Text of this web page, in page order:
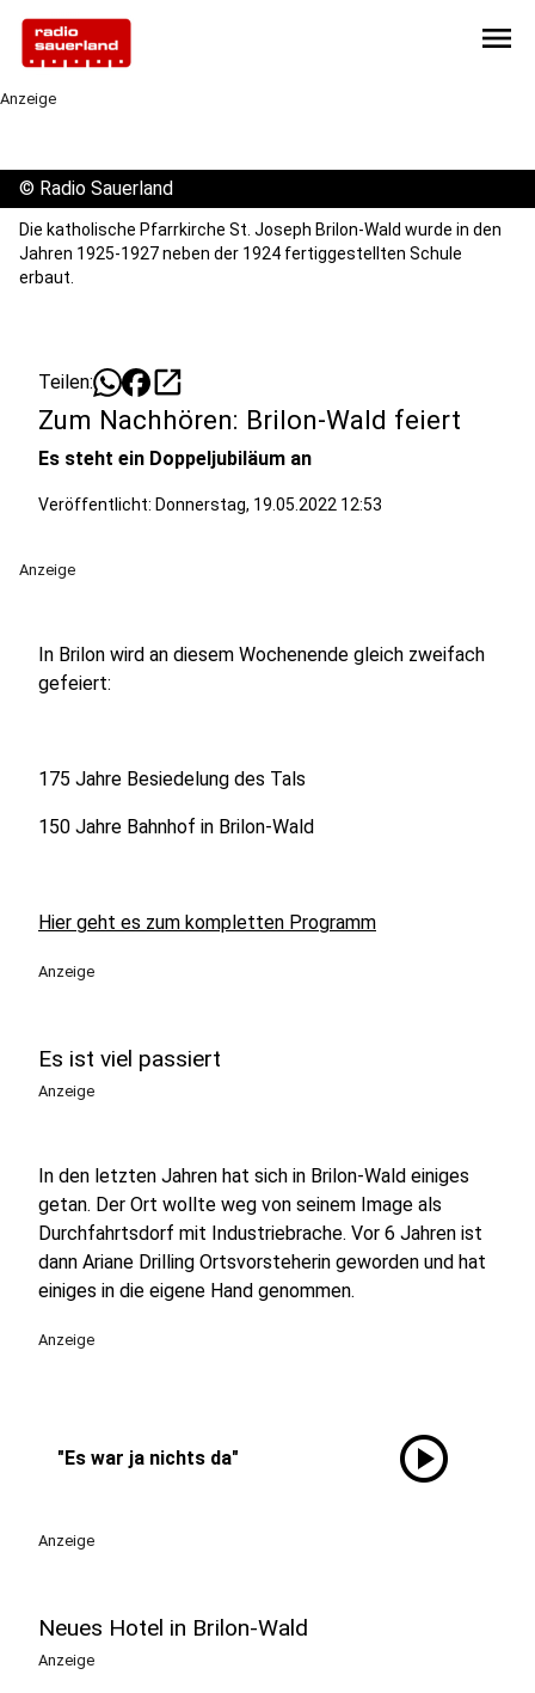
menu
Anzeige
© Radio Sauerland
Die katholische Pfarrkirche St. Joseph Brilon-Wald wurde in den
Jahren 1925-1927 neben der 1924 fertiggestellten Schule
erbaut.
Teilen: open_in_new
Zum Nachhören: Brilon-Wald feiert
Es steht ein Doppeljubiläum an
Veröffentlicht: Donnerstag, 19.05.2022 12:53
Anzeige
In Brilon wird an diesem Wochenende gleich zweifach
gefeiert:
175 Jahre Besiedelung des Tals
150 Jahre Bahnhof in Brilon-Wald
Hier geht es zum kompletten Programm
Anzeige
Es ist viel passiert
Anzeige
In den letzten Jahren hat sich in Brilon-Wald einiges
getan. Der Ort wollte weg von seinem Image als
Durchfahrtsdorf mit Industriebrache. Vor 6 Jahren ist
dann Ariane Drilling Ortsvorsteherin geworden und hat
einiges in die eigene Hand genommen.
Anzeige
"Es war ja nichts da" play_circle
Anzeige
Neues Hotel in Brilon-Wald
Anzeige